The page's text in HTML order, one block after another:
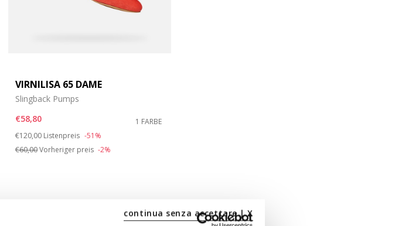
continua senza accettare | X
VIRNILISA 65 DAME
Slingback Pumps
€58,80
1 FARBE
Price reduced from
€120,00 to
Listenpreis -51%
€60,00Vorheriger preis -2%